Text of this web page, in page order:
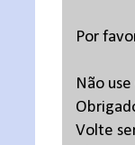
Por
Não
Volte